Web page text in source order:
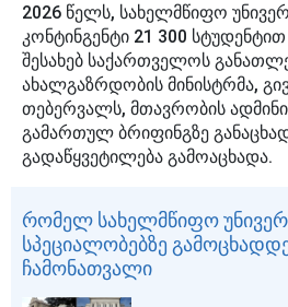
2026 წელს, სახელმწიფო
კონტინგენტი 21 300 სტუდენტით
შესახებ საქართველოს
ახალგაზრდობის მინისტრმა,
თებერვალს, მთავრობის
გამართულ ბრიფინგზე
გადაწყვეტილება გამოაცხადა.
რომელ სახელმწიფო
სპეციალობებზე
ჩამონათვალი